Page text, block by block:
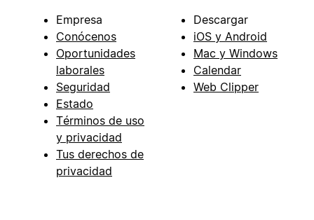
Empresa
Conócenos
Oportunidades
laborales
Seguridad
Estado
Términos de uso
y privacidad
Tus derechos de
privacidad
Descargar
iOS y Android
Mac y Windows
Calendar
Web Clipper